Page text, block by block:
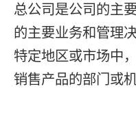
总公司是公司的主
的主要业务和管理
特定地区或市场中
销售产品的部门或机